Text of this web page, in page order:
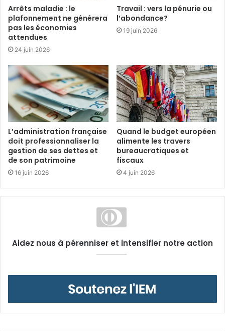
Arrêts maladie : le
plafonnement ne générera
pas les économies
attendues
24 juin 2026
Travail : vers la pénurie ou
l’abondance?
19 juin 2026
L’administration française
doit professionnaliser la
gestion de ses dettes et
de son patrimoine
16 juin 2026
Quand le budget européen
alimente les travers
bureaucratiques et
fiscaux
4 juin 2026
Aidez nous à pérenniser et intensifier notre action